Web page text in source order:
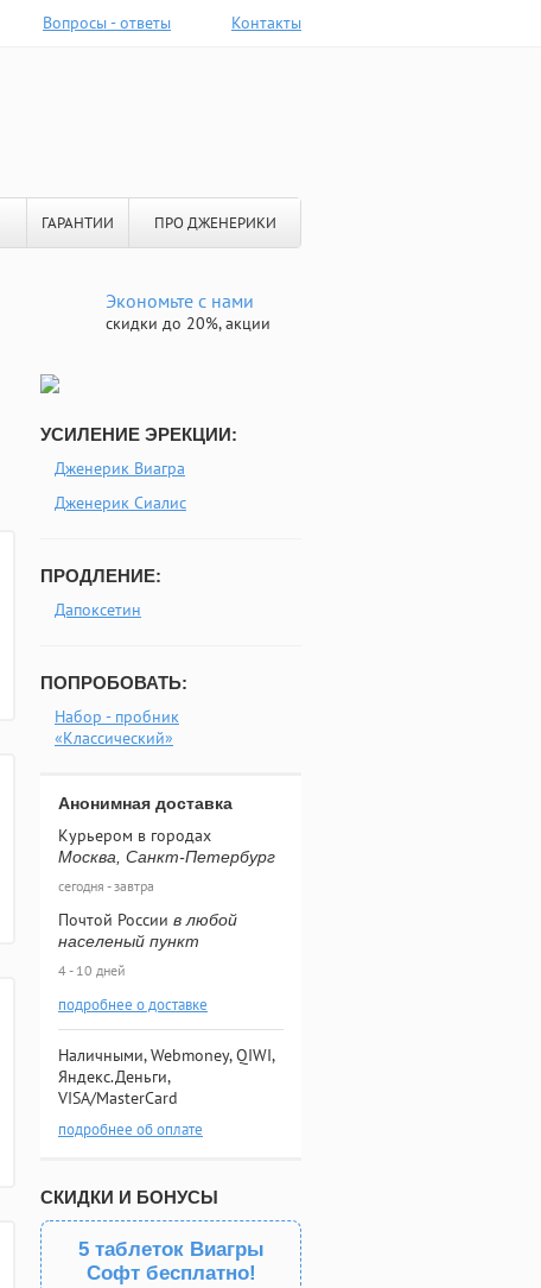
Вопросы - ответы Контакты
ГАРАНТИИ ПРО ДЖЕНЕРИКИ
Экономьте с нами
скидки до 20%, акции
УСИЛЕНИЕ ЭРЕКЦИИ:
Дженерик Виагра
Дженерик Сиалис
ПРОДЛЕНИЕ:
Дапоксетин
ПОПРОБОВАТЬ:
Набор - пробник
«Классический»
Анонимная доставка
Курьером в городах
Москва, Санкт-Петербург
сегодня - завтра
Почтой России в любой
населеный пункт
4 - 10 дней
подробнее о доставке
Наличными, Webmoney, QIWI,
Яндекс.Деньги,
VISA/MasterCard
подробнее об оплате
СКИДКИ И БОНУСЫ
5 таблеток Виагры
Софт бесплатно!